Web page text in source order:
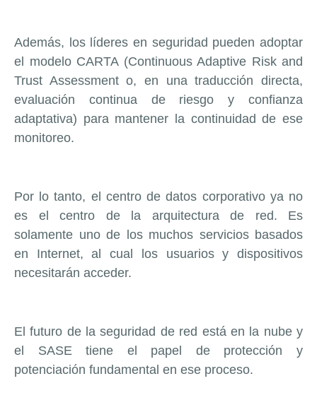
Además, los líderes en seguridad pueden adoptar
el modelo CARTA (Continuous Adaptive Risk and
Trust Assessment o, en una traducción directa,
evaluación continua de riesgo y confianza
adaptativa) para mantener la continuidad de ese
monitoreo.
Por lo tanto, el centro de datos corporativo ya no
es el centro de la arquitectura de red. Es
solamente uno de los muchos servicios basados
en Internet, al cual los usuarios y dispositivos
necesitarán acceder.
El futuro de la seguridad de red está en la nube y
el SASE tiene el papel de protección y
potenciación fundamental en ese proceso.